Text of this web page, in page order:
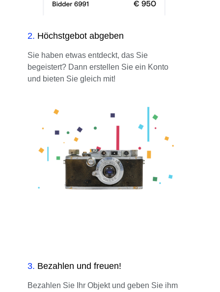
2. Höchstgebot abgeben
Sie haben etwas entdeckt, das Sie
begeistert? Dann erstellen Sie ein Konto
und bieten Sie gleich mit!
3. Bezahlen und freuen!
Bezahlen Sie Ihr Objekt und geben Sie ihm